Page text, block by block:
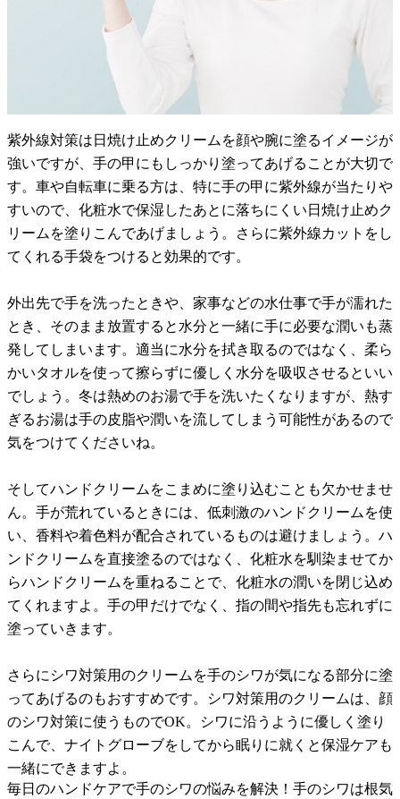
紫外線対策は日焼け止めクリームを顔や腕に塗るイメージが
強いですが、手の甲にもしっかり塗ってあげることが大切で
す。車や自転車に乗る方は、特に手の甲に紫外線が当たりや
すいので、化粧水で保湿したあとに落ちにくい日焼け止めク
リームを塗りこんであげましょう。さらに紫外線カットをし
てくれる手袋をつけると効果的です。
外出先で手を洗ったときや、家事などの水仕事で手が濡れた
とき、そのまま放置すると水分と一緒に手に必要な潤いも蒸
発してしまいます。適当に水分を拭き取るのではなく、柔ら
かいタオルを使って擦らずに優しく水分を吸収させるといい
でしょう。冬は熱めのお湯で手を洗いたくなりますが、熱す
ぎるお湯は手の皮脂や潤いを流してしまう可能性があるので
気をつけてくださいね。
そしてハンドクリームをこまめに塗り込むことも欠かせませ
ん。手が荒れているときには、低刺激のハンドクリームを使
い、香料や着色料が配合されているものは避けましょう。ハ
ンドクリームを直接塗るのではなく、化粧水を馴染ませてか
らハンドクリームを重ねることで、化粧水の潤いを閉じ込め
てくれますよ。手の甲だけでなく、指の間や指先も忘れずに
塗っていきます。
さらにシワ対策用のクリームを手のシワが気になる部分に塗
ってあげるのもおすすめです。シワ対策用のクリームは、顔
のシワ対策に使うものでOK。シワに沿うように優しく塗り
こんで、ナイトグローブをしてから眠りに就くと保湿ケアも
一緒にできますよ。
毎日のハンドケアで手のシワの悩みを解決！手のシワは根気